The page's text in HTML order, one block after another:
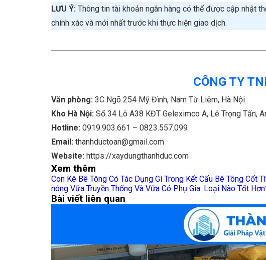
LƯU Ý: Thông tin tài khoản ngân hàng có thể được cập nhật
chính xác và mới nhất trước khi thực hiện giao dịch.
CÔNG TY
Văn phòng: 3C Ngõ 254 Mỹ Đình, Nam Từ Liêm, Hà Nội
Kho Hà Nội: Số 34 Lô A38 KĐT Geleximco A, Lê Trọng Tấn,
Hotline: 0919.903.661 – 0823.557.099
Email: thanhductoan@gmail.com
Website: https://xaydungthanhduc.com
Xem thêm
Con Kê Bê Tông Có Tác Dụng Gì Trong Kết Cấu Bê Tông Cốt
nóng Vữa Truyền Thống Và Vữa Có Phụ Gia: Loại Nào Tốt
Bài viết liên quan